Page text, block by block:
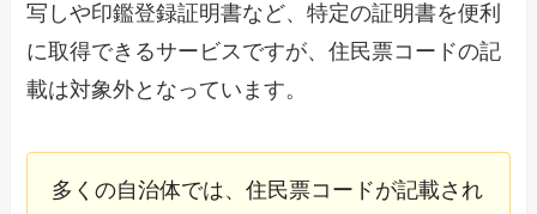
写しや印鑑登録証明書など、特定の証明書を便利
に取得できるサービスですが、住民票コードの記
載は対象外となっています。
多くの自治体では、住民票コードが記載され